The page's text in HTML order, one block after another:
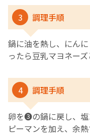
3 調理手順
鍋に油を熱し、にん
ったら豆乳マヨネー
4 調理手順
卵を❸の鍋に戻し、塩
ピーマンを加え、余熱